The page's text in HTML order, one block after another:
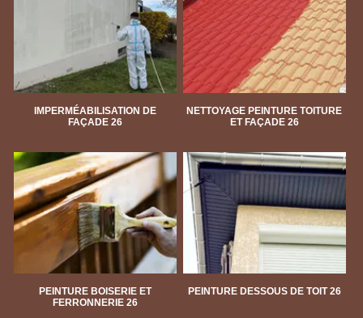
IMPERMÉABILISATION DE
FAÇADE 26
NETTOYAGE PEINTURE TOITURE
ET FAÇADE 26
PEINTURE BOISERIE ET
FERRONNERIE 26
PEINTURE DESSOUS DE TOIT 26